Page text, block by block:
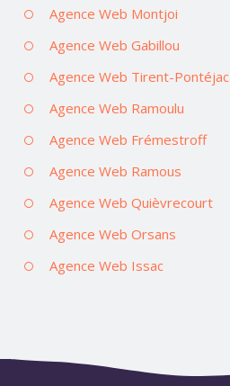
Agence Web Montjoi
Agence Web Gabillou
Agence Web Tirent-Pontéjac
Agence Web Ramoulu
Agence Web Frémestroff
Agence Web Ramous
Agence Web Quièvrecourt
Agence Web Orsans
Agence Web Issac